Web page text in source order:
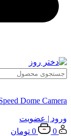
Dome Camera
ورود | عضویت
0
0 تومان